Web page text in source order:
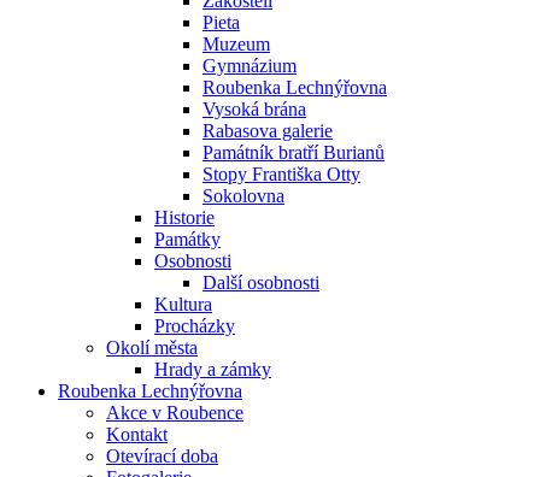
Pieta
Muzeum
Gymnázium
Roubenka Lechnýřovna
Vysoká brána
Rabasova galerie
Památník bratří Burianů
Stopy Františka Otty
Sokolovna
Historie
Památky
Osobnosti
Další osobnosti
Kultura
Procházky
Okolí města
Hrady a zámky
Roubenka Lechnýřovna
Akce v Roubence
Kontakt
Otevírací doba